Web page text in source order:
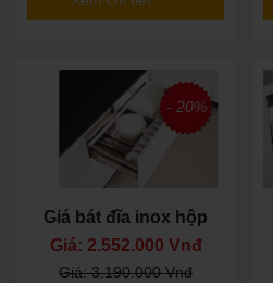
- 20%
Giá bát đĩa inox hộp
Giá: 2.552.000 Vnđ
Giá: 3.190.000 Vnđ